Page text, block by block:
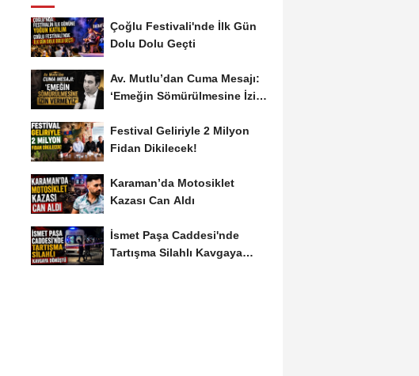
Çoğlu Festivali'nde İlk Gün
Dolu Dolu Geçti
Av. Mutlu’dan Cuma Mesajı:
‘Emeğin Sömürülmesine İzin
Festival Geliriyle 2 Milyon
Fidan Dikilecek!
Karaman’da Motosiklet
Kazası Can Aldı
İsmet Paşa Caddesi'nde
Tartışma Silahlı Kavgaya